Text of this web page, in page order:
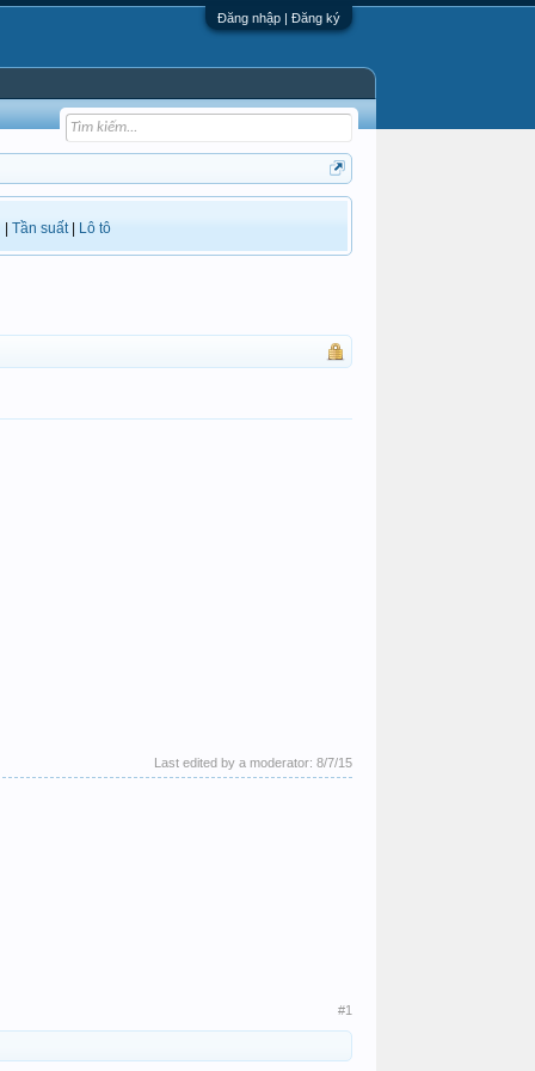
Đăng nhập | Đăng ký
Tần suất| Lô tô
Last edited by a moderator: 8/7/15
#1